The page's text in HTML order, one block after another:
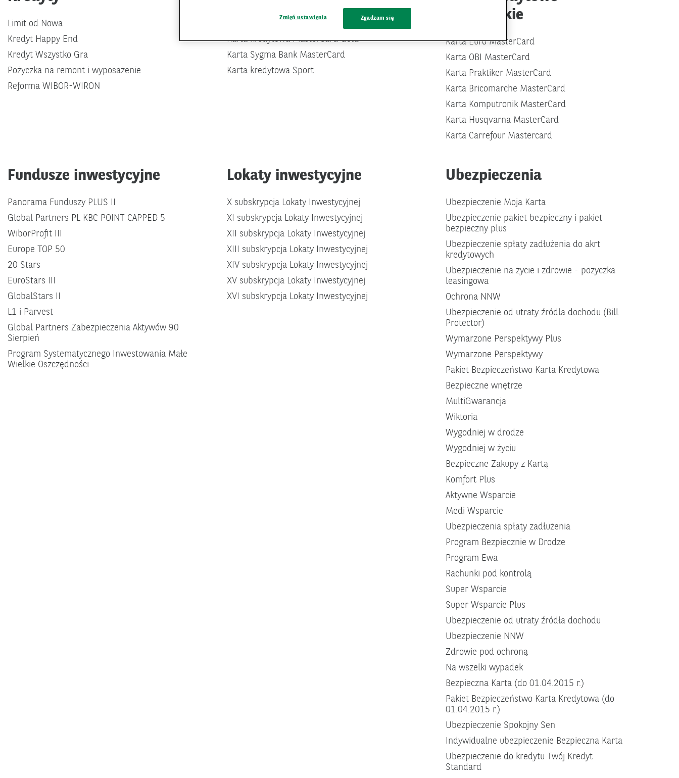
Limit od Nowa
Kredyt Happy End
Kredyt Wszystko Gra
Pożyczka na remont i wyposażenie
Reforma WIBOR-WIRON
Karta kredytowa MasterCard Gold
Karta Sygma Bank MasterCard
Karta kredytowa Sport
partnerskie
Karta Euro MasterCard
Karta OBI MasterCard
Karta Praktiker MasterCard
Karta Bricomarche MasterCard
Karta Komputronik MasterCard
Karta Husqvarna MasterCard
Karta Carrefour Mastercard
Fundusze inwestycyjne
Panorama Funduszy PLUS II
Global Partners PL KBC POINT CAPPED 5
WiborProfit III
Europe TOP 50
20 Stars
EuroStars III
GlobalStars II
L1 i Parvest
Global Partners Zabezpieczenia Aktywów 90
Sierpień
Program Systematycznego Inwestowania Małe
Wielkie Oszczędności
Lokaty inwestycyjne
X subskrypcja Lokaty Inwestycyjnej
XI subskrypcja Lokaty Inwestycyjnej
XII subskrypcja Lokaty Inwestycyjnej
XIII subskrypcja Lokaty Inwestycyjnej
XIV subskrypcja Lokaty Inwestycyjnej
XV subskrypcja Lokaty Inwestycyjnej
XVI subskrypcja Lokaty Inwestycyjnej
Ubezpieczenia
Ubezpieczenie Moja Karta
Ubezpieczenie pakiet bezpieczny i pakiet
bezpieczny plus
Ubezpieczenie spłaty zadłużenia do akrt
kredytowych
Ubezpieczenie na życie i zdrowie - pożyczka
leasingowa
Ochrona NNW
Ubezpieczenie od utraty źródla dochodu (Bill
Protector)
Wymarzone Perspektywy Plus
Wymarzone Perspektywy
Pakiet Bezpieczeństwo Karta Kredytowa
Bezpieczne wnętrze
MultiGwarancja
Wiktoria
Wygodniej w drodze
Wygodniej w życiu
Bezpieczne Zakupy z Kartą
Komfort Plus
Aktywne Wsparcie
Medi Wsparcie
Ubezpieczenia spłaty zadłużenia
Program Bezpiecznie w Drodze
Program Ewa
Rachunki pod kontrolą
Super Wsparcie
Super Wsparcie Plus
Ubezpieczenie od utraty źródła dochodu
Ubezpieczenie NNW
Zdrowie pod ochroną
Na wszelki wypadek
Bezpieczna Karta (do 01.04.2015 r.)
Pakiet Bezpieczeństwo Karta Kredytowa (do
01.04.2015 r.)
Ubezpieczenie Spokojny Sen
Indywidualne ubezpieczenie Bezpieczna Karta
Ubezpieczenie do kredytu Twój Kredyt
Standard
Zmień ustawienia Zgadzam się